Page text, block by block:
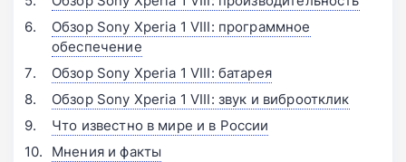
Обзор Sony Xperia 1 VIII: программное
обеспечение
Обзор Sony Xperia 1 VIII: батарея
Обзор Sony Xperia 1 VIII: звук и виброотклик
Что известно в мире и в России
Мнения и факты